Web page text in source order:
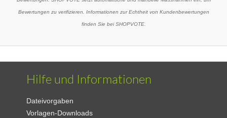
Bewertungen zu verifizieren. Informationen zur Echtheit von Kundenbewertungen
finden Sie bei SHOPVOTE.
Hilfe und Informationen
Dateivorgaben
Vorlagen-Downloads